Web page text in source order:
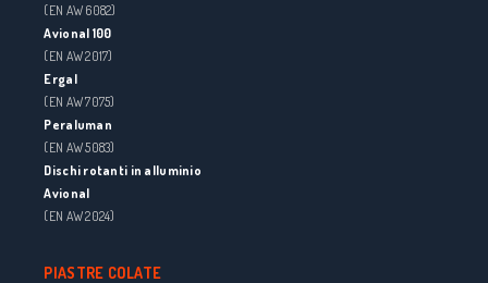
(EN AW 6082)
Avional 100
(EN AW 2017)
Ergal
(EN AW 7075)
Peraluman
(EN AW 5083)
Dischi rotanti in alluminio
Avional
(EN AW 2024)
PIASTRE COLATE